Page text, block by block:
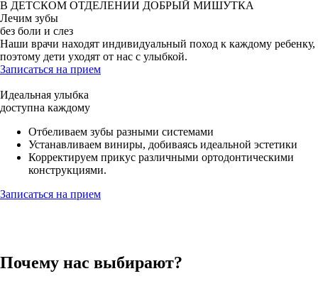
В ДЕТСКОМ ОТДЕЛЕНИИ ДОБРЫЙ МИШУТКА
Лечим зубы
без боли и слез
Наши врачи находят индивидуальный поход к каждому ребенку,
поэтому дети уходят от нас с улыбкой.
Записаться на прием
Идеальная улыбка
доступна каждому
Отбеливаем зубы разными системами
Устанавливаем виниры, добиваясь идеальной эстетики
Корректируем прикус различными ортодонтическими
конструкциями.
Записаться на прием
Почему нас выбирают?